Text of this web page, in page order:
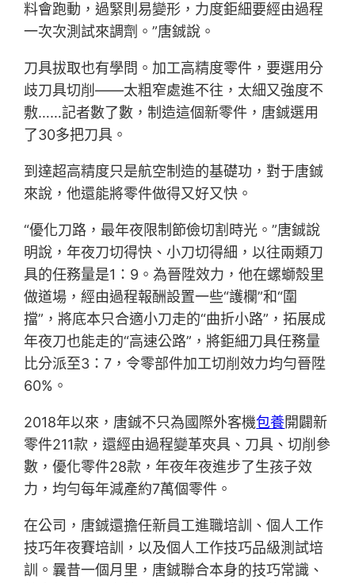
料會跑動，過緊則易變形，力度鉅細要經由過程
一次次測試來調劑。”唐鋮說。
刀具拔取也有學問。加工高精度零件，要選用分
歧刀具切削——太粗窄處進不往，太細又強度不
敷……記者數了數，制造這個新零件，唐鋮選用
了30多把刀具。
到達超高精度只是航空制造的基礎功，對于唐鋮
來說，他還能將零件做得又好又快。
“優化刀路，最年夜限制節儉切割時光。”唐鋮說
明說，年夜刀切得快、小刀切得細，以往兩類刀
具的任務量是1：9。為晉陞效力，他在螺螄殼里
做道場，經由過程報酬設置一些“護欄”和“圍
擋”，將底本只合適小刀走的“曲折小路”，拓展成
年夜刀也能走的“高速公路”，將鉅細刀具任務量
比分派至3：7，令零部件加工切削效力均勻晉陞
60%。
2018年以來，唐鋮不只為國際外客機包養開闢新
零件211款，還經由過程變革夾具、刀具、切削參
數，優化零件28款，年夜年夜進步了生孩子效
力，均勻每年減產約7萬個零件。
在公司，唐鋮還擔任新員工進職培訓、個人工作
技巧年夜賽培訓，以及個人工作技巧品級測試培
訓。曩昔一個月里，唐鋮聯合本身的技巧常識、